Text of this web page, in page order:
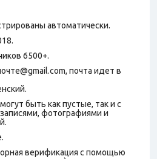
автоматически.
6500+.
почта идет в
быть как пустые, так и с
фотографиями и
верификация с помощью